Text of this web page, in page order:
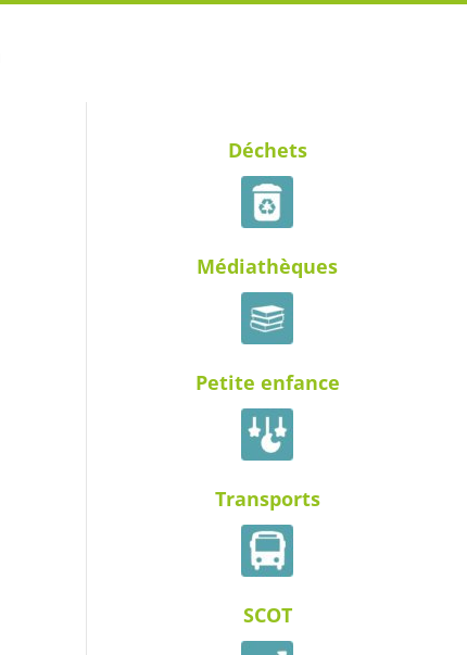
Déchets
Médiathèques
Petite enfance
Transports
SCOT